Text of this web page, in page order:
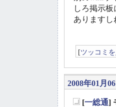
しろ掲示
ありますし
[ツッコミ
2008年01月
[一総通]